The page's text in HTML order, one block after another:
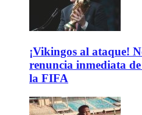
¡Vikingos al ataque!
renuncia inmediata
la FIFA